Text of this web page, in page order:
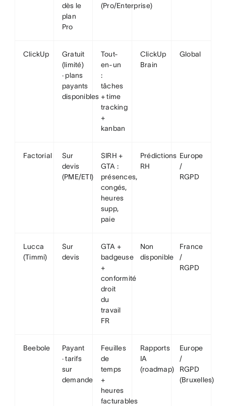
dès le
plan
Pro
(Pro/Enterprise)
ClickUp
Gratuit
(limité)
· plans
payants
disponibles
Tout-
en-un
:
tâches
+ time
tracking
+
kanban
ClickUp
Brain
Global
Factorial
Sur
devis
(PME/ETI)
SIRH +
GTA :
présences,
congés,
heures
supp,
paie
Prédictions
RH
Europe
/
RGPD
Lucca
(Timmi)
Sur
devis
GTA +
badgeuse
+
conformité
droit
du
travail
FR
Non
disponible
France
/
RGPD
Beebole
Payant
· tarifs
sur
demande
Feuilles
de
temps
+
heures
facturables
Rapports
IA
(roadmap)
Europe
/
RGPD
(Bruxelles)